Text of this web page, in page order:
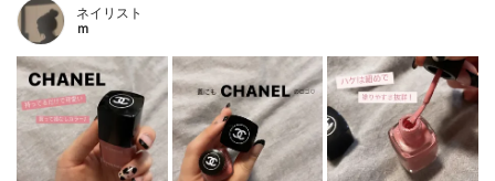
ネイリスト
ｍ